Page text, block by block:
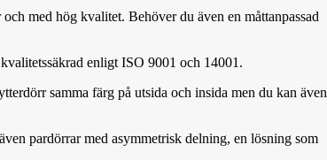
med hög kvalitet. Behöver du även en måttanpassad
enligt ISO 9001 och 14001.
samma färg på utsida och insida men du kan även
pardörrar med asymmetrisk delning, en lösning som